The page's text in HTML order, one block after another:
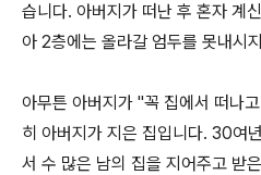
습니다. 아버지가 떠난 후 혼자 계
아 2층에는 올라갈 엄두를 못내시
아무튼 아버지가 "꼭 집에서 떠나
히 아버지가 지은 집입니다. 30여
서 수 많은 남의 집을 지어주고 받